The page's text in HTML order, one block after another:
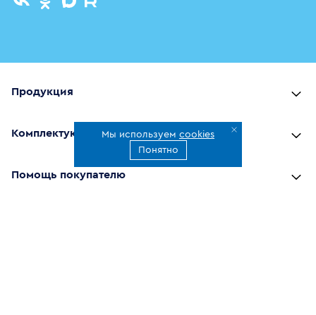
Мы используем cookies
Понятно
Продукция
Комплектующие
Помощь покупателю